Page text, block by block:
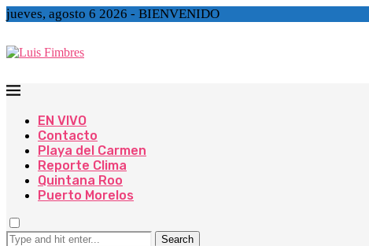
jueves, agosto 6 2026 - BIENVENIDO
EN VIVO
Contacto
Playa del Carmen
Reporte Clima
Quintana Roo
Puerto Morelos
Search